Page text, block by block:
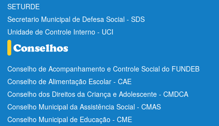
SETURDE
Secretario Municipal de Defesa Social - SDS
Unidade de Controle Interno - UCI
Conselho de Acompanhamento e Controle Social do FUNDEB
Conselho de Alimentação Escolar - CAE
Conselho dos Direitos da Criança e Adolescente - CMDCA
Conselho Municipal da Assistência Social - CMAS
Conselho Municipal de Educação - CME